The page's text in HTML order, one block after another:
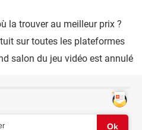
la trouver au meilleur prix ?
sur toutes les plateformes
salon du jeu vidéo est annulé